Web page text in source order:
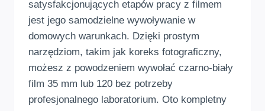
satysfakcjonujących etapów pracy z filmem
jest jego samodzielne wywoływanie w
domowych warunkach. Dzięki prostym
narzędziom, takim jak koreks fotograficzny,
możesz z powodzeniem wywołać czarno-biały
film 35 mm lub 120 bez potrzeby
profesjonalnego laboratorium. Oto kompletny